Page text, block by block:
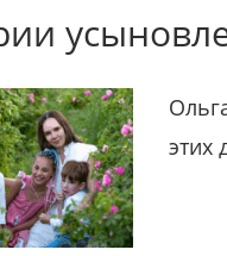
этих